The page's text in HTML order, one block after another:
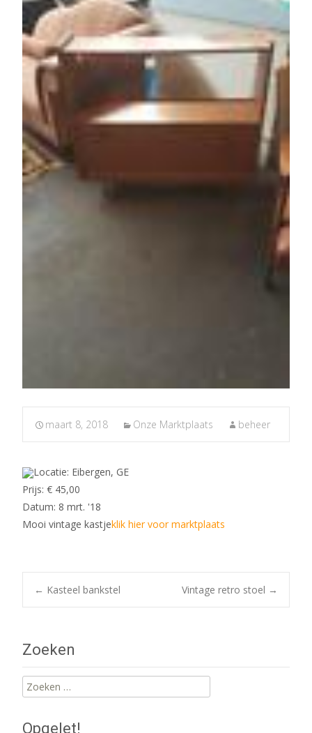
maart 8, 2018 Onze Marktplaats beheer
Locatie: Eibergen, GE
Prijs: € 45,00
Datum: 8 mrt. '18
Mooi vintage kastjeklik hier voor marktplaats
Post
navigation
← Kasteel bankstel Vintage retro stoel →
Zoeken
Zoeken
naar:
Opgelet!